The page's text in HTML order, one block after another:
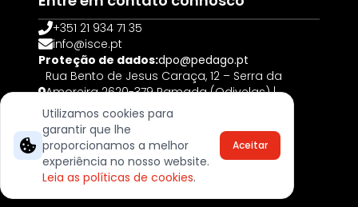
Utilizamos cookies para
garantir que lhe
proporcionamos a melhor
experiência no nosso website.
Leia as políticas de cookies.
Aceitar
+351 21 934 71 35
info@isce.pt
Proteção de dados:dpo@pedago.pt
Rua Bento de Jesus Caraça, 12 – Serra da
Amoreira 2620-379 Ramada (Odivelas) |
PORTUGAL
© 2025, Todos os direitos reservados
Livro de Reclamações
Termos & Cookies